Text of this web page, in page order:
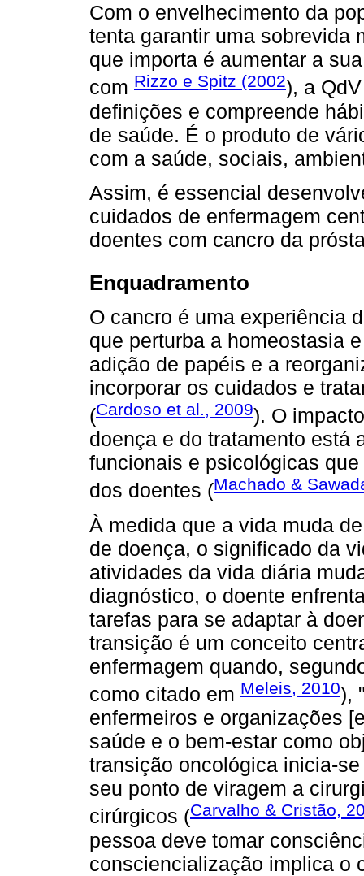
Com o envelhecimento da
tenta garantir uma sobrevida
que importa é aumentar a
com Rizzo e Spitz (2002), a
definições e compreende
de saúde. É o produto de
com a saúde, sociais,
Assim, é essencial
cuidados de enfermagem
doentes com cancro da
Enquadramento
O cancro é uma experiência
que perturba a homeostasia
adição de papéis e a
incorporar os cuidados e
(Cardoso et al., 2009). O
doença e do tratamento está
funcionais e psicológicas
dos doentes (Machado &
À medida que a vida muda
de doença, o significado da
atividades da vida diária
diagnóstico, o doente
tarefas para se adaptar à
transição é um conceito
enfermagem quando,
como citado em Meleis, 2010),
enfermeiros e organizações
saúde e o bem-estar como
transição oncológica inicia-
seu ponto de viragem a
cirúrgicos (Carvalho & Cristão,
pessoa deve tomar
consciencialização implica o